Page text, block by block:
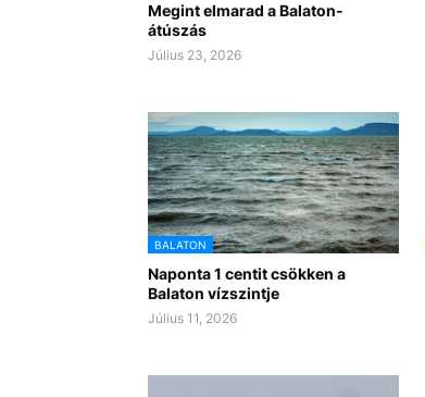
Megint elmarad a Balaton-
átúszás
Július 23, 2026
BALATON
Naponta 1 centit csökken a
Balaton vízszintje
Július 11, 2026